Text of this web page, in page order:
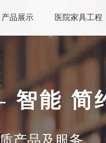
产品展示 医院家具工程
能 简